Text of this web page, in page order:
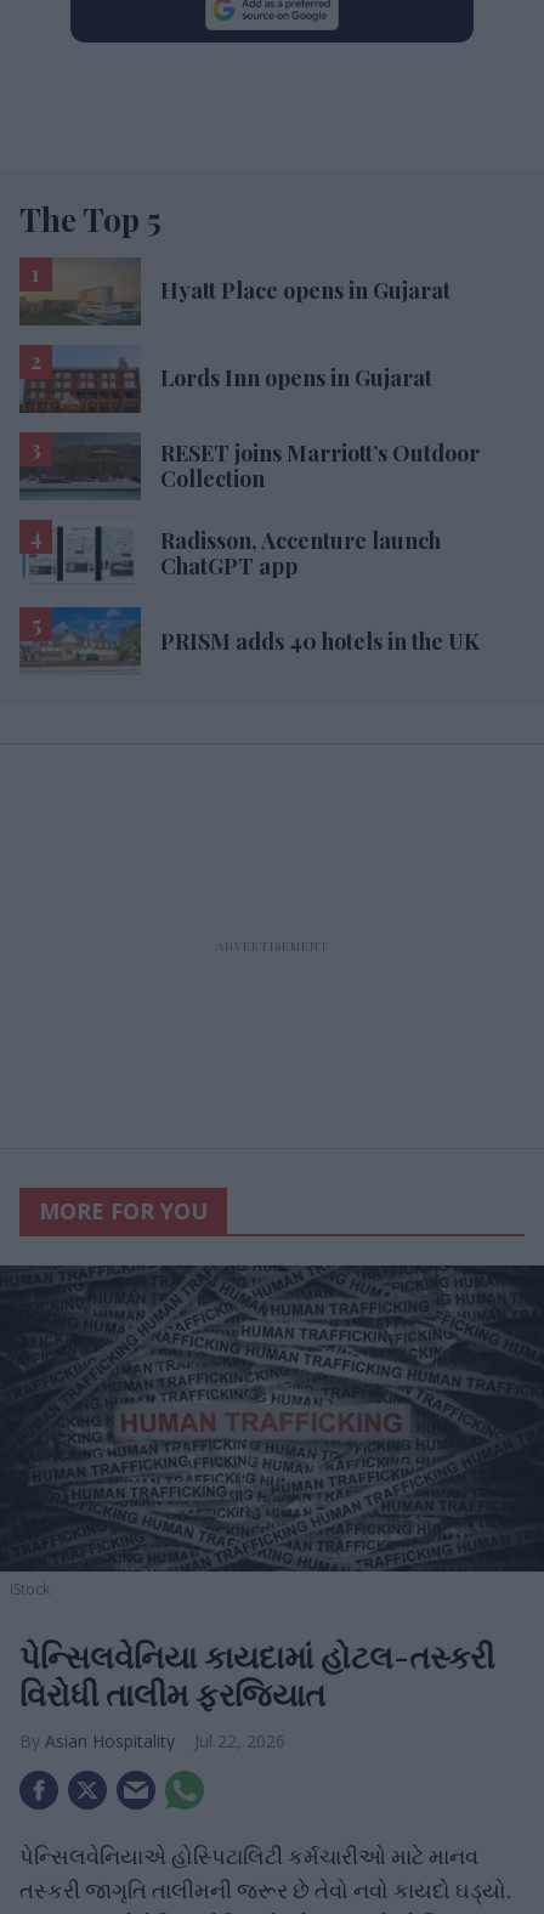
The Top 5
Hyatt Place opens in Gujarat
Lords Inn opens in Gujarat
RESET joins Marriott’s Outdoor
Collection
Radisson, Accenture launch
ChatGPT app
PRISM adds 40 hotels in the UK
MORE FOR YOU
iStock
પેન્સિલવેનિયા કાયદામાં હોટલ-તસ્કરી
વિરોધી તાલીમ ફરજિયાત
Asian Hospitality Jul 22, 2026
પેન્સિલવેનિયાએ હોસ્પિટાલિટી કર્મચારીઓ માટે માનવ
તસ્કરી જાગૃતિ તાલીમની જરૂર છે તેવો નવો કાયદો ઘડ્યો.